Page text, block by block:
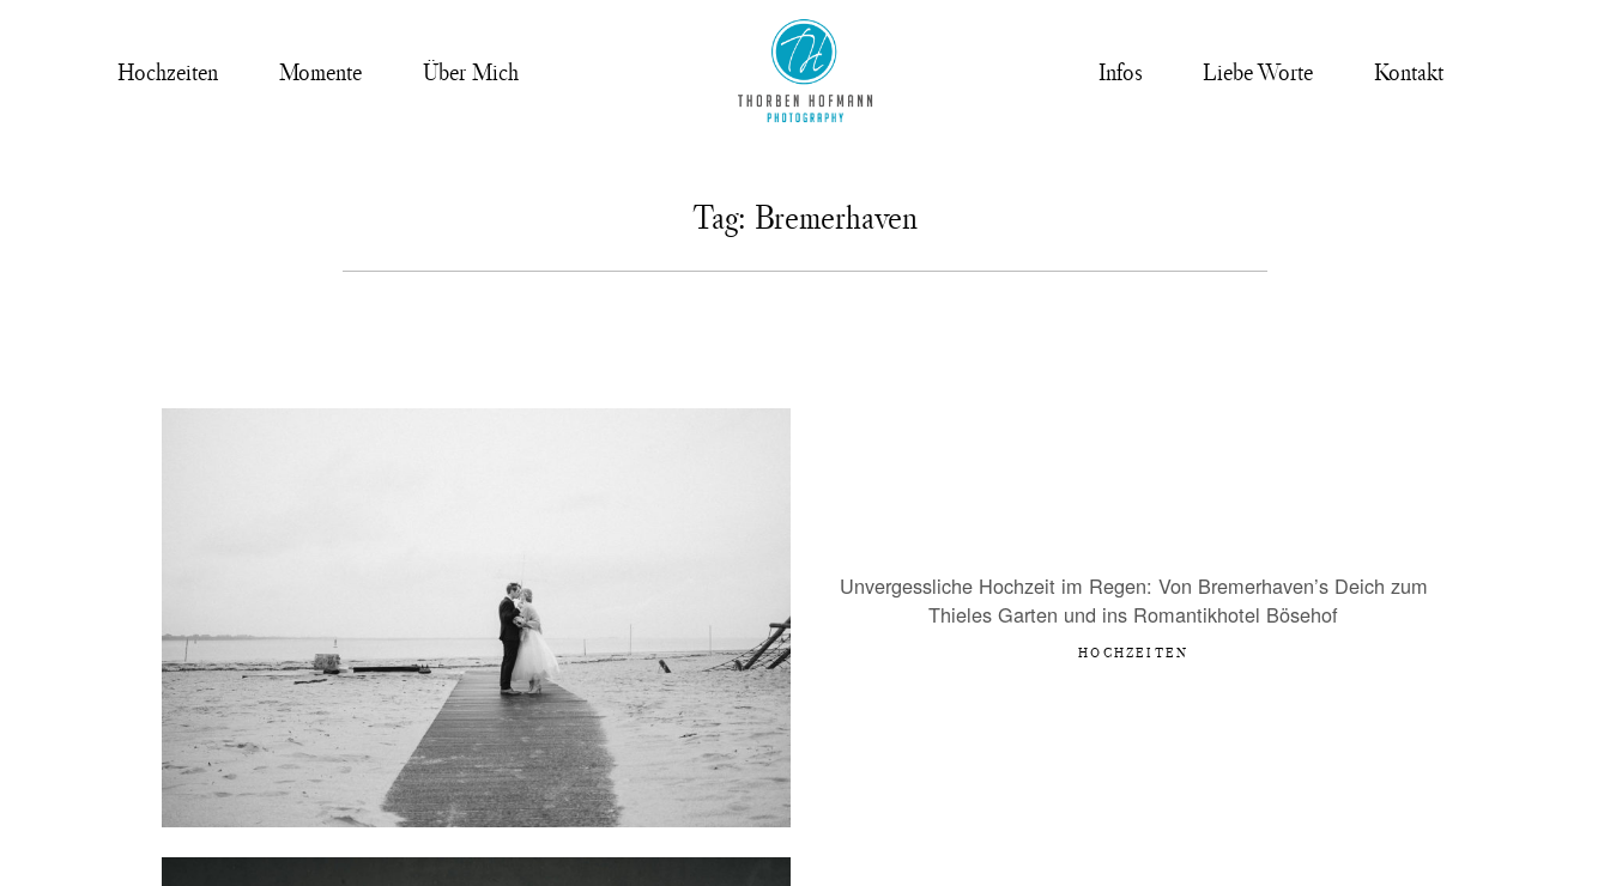
Hochzeiten Momente Über Mich Infos Liebe Worte Kontakt
Tag: Bremerhaven
Unvergessliche Hochzeit im Regen: Von Bremerhaven’s Deich zum
Thieles Garten und ins Romantikhotel Bösehof
HOCHZEITEN